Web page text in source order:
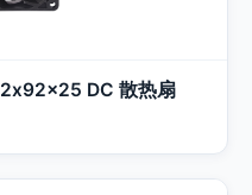
DC 散热扇